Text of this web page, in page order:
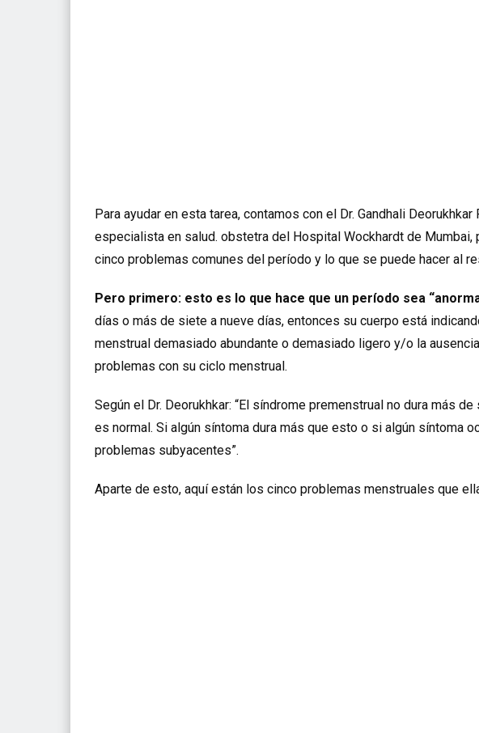
Para ayudar en esta tarea, contamos con el Dr. Gandhali
especialista en salud. obstetra del Hospital Wockhardt de Mumbai,
cinco problemas comunes del período y lo que se puede hacer al
Pero primero: esto es lo que hace que un período sea
días o más de siete a nueve días, entonces su cuerpo está
menstrual demasiado abundante o demasiado ligero y/o la
problemas con su ciclo menstrual.
Según el Dr. Deorukhkar: “El síndrome premenstrual no dura más
es normal. Si algún síntoma dura más que esto o si algún síntoma
problemas subyacentes”.
Aparte de esto, aquí están los cinco problemas menstruales que